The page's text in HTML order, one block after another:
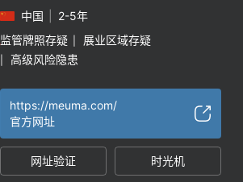
中国
2-5年
监管牌照存疑
展业区域存疑
高级风险隐患
https://meuma.com/
官方网址
网址验证 时光机